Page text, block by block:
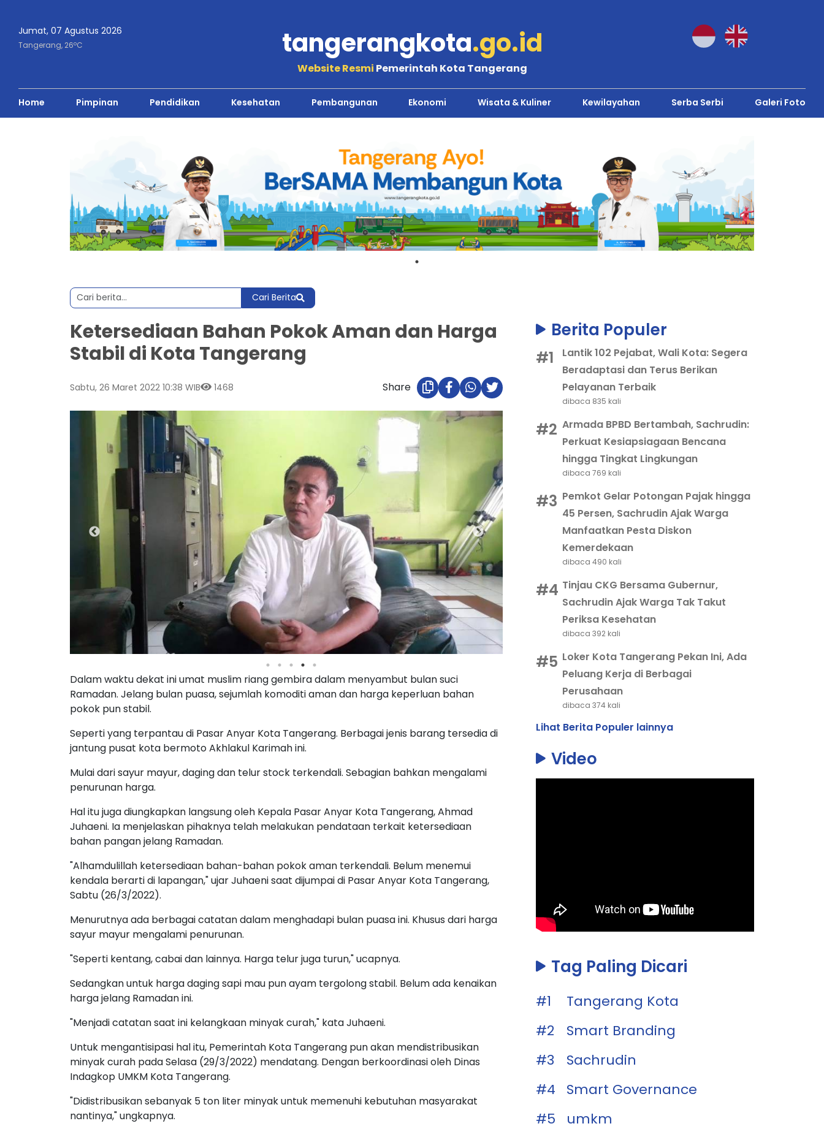
Jumat, 07 Agustus 2026
Tangerang, 26oC tangerangkota.go.id
Website Resmi Pemerintah Kota Tangerang
Home Pimpinan Pendidikan Kesehatan Pembangunan Ekonomi Wisata & Kuliner Kewilayahan Serba Serbi Galeri Foto
Cari Berita
Ketersediaan Bahan Pokok Aman dan Harga
Stabil di Kota Tangerang
Sabtu, 26 Maret 2022 10:38 WIB 1468 Share
Dalam waktu dekat ini umat muslim riang gembira dalam menyambut bulan suci
Ramadan. Jelang bulan puasa, sejumlah komoditi aman dan harga keperluan bahan
pokok pun stabil.
Seperti yang terpantau di Pasar Anyar Kota Tangerang. Berbagai jenis barang tersedia di
jantung pusat kota bermoto Akhlakul Karimah ini.
Mulai dari sayur mayur, daging dan telur stock terkendali. Sebagian bahkan mengalami
penurunan harga.
Hal itu juga diungkapkan langsung oleh Kepala Pasar Anyar Kota Tangerang, Ahmad
Juhaeni. Ia menjelaskan pihaknya telah melakukan pendataan terkait ketersediaan
bahan pangan jelang Ramadan.
"Alhamdulillah ketersediaan bahan-bahan pokok aman terkendali. Belum menemui
kendala berarti di lapangan," ujar Juhaeni saat dijumpai di Pasar Anyar Kota Tangerang,
Sabtu (26/3/2022).
Menurutnya ada berbagai catatan dalam menghadapi bulan puasa ini. Khusus dari harga
sayur mayur mengalami penurunan.
"Seperti kentang, cabai dan lainnya. Harga telur juga turun," ucapnya.
Sedangkan untuk harga daging sapi mau pun ayam tergolong stabil. Belum ada kenaikan
harga jelang Ramadan ini.
"Menjadi catatan saat ini kelangkaan minyak curah," kata Juhaeni.
Untuk mengantisipasi hal itu, Pemerintah Kota Tangerang pun akan mendistribusikan
minyak curah pada Selasa (29/3/2022) mendatang. Dengan berkoordinasi oleh Dinas
Indagkop UMKM Kota Tangerang.
"Didistribusikan sebanyak 5 ton liter minyak untuk memenuhi kebutuhan masyarakat
nantinya," ungkapnya.
Berita Populer
#1
Lantik 102 Pejabat, Wali Kota: Segera
Beradaptasi dan Terus Berikan
Pelayanan Terbaik
dibaca 835 kali
#2 Armada BPBD Bertambah, Sachrudin:
Perkuat Kesiapsiagaan Bencana
hingga Tingkat Lingkungan
dibaca 769 kali
#3 Pemkot Gelar Potongan Pajak hingga
45 Persen, Sachrudin Ajak Warga
Manfaatkan Pesta Diskon
Kemerdekaan
dibaca 490 kali
#4 Tinjau CKG Bersama Gubernur,
Sachrudin Ajak Warga Tak Takut
Periksa Kesehatan
dibaca 392 kali
#5 Loker Kota Tangerang Pekan Ini, Ada
Peluang Kerja di Berbagai
Perusahaan
dibaca 374 kali
Lihat Berita Populer lainnya
Video
Tag Paling Dicari
#1
Tangerang Kota
#2
Smart Branding
#3
Sachrudin
#4
Smart Governance
#5
umkm